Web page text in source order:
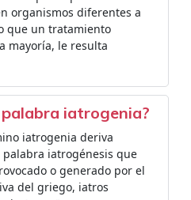
organismos diferentes a
que un tratamiento
mayoría, le resulta
iatrogenia?
iatrogenia deriva
iatrogénesis que
o generado por el
del griego, iatros